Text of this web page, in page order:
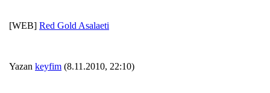
[WEB] Red Gold Asalaeti
Yazan keyfim (8.11.2010, 22:10)